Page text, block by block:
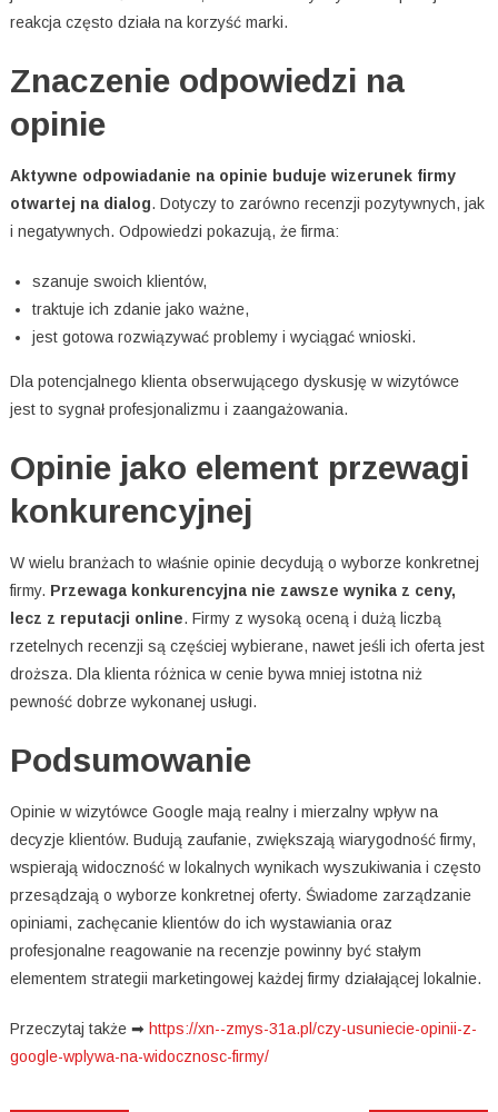
reakcja często działa na korzyść marki.
Znaczenie odpowiedzi na
opinie
Aktywne odpowiadanie na opinie buduje wizerunek firmy
otwartej na dialog. Dotyczy to zarówno recenzji pozytywnych, jak
i negatywnych. Odpowiedzi pokazują, że firma:
szanuje swoich klientów,
traktuje ich zdanie jako ważne,
jest gotowa rozwiązywać problemy i wyciągać wnioski.
Dla potencjalnego klienta obserwującego dyskusję w wizytówce
jest to sygnał profesjonalizmu i zaangażowania.
Opinie jako element przewagi
konkurencyjnej
W wielu branżach to właśnie opinie decydują o wyborze konkretnej
firmy. Przewaga konkurencyjna nie zawsze wynika z ceny,
lecz z reputacji online. Firmy z wysoką oceną i dużą liczbą
rzetelnych recenzji są częściej wybierane, nawet jeśli ich oferta jest
droższa. Dla klienta różnica w cenie bywa mniej istotna niż
pewność dobrze wykonanej usługi.
Podsumowanie
Opinie w wizytówce Google mają realny i mierzalny wpływ na
decyzje klientów. Budują zaufanie, zwiększają wiarygodność firmy,
wspierają widoczność w lokalnych wynikach wyszukiwania i często
przesądzają o wyborze konkretnej oferty. Świadome zarządzanie
opiniami, zachęcanie klientów do ich wystawiania oraz
profesjonalne reagowanie na recenzje powinny być stałym
elementem strategii marketingowej każdej firmy działającej lokalnie.
Przeczytaj także ➡ https://xn--zmys-31a.pl/czy-usuniecie-opinii-z-
google-wplywa-na-widocznosc-firmy/